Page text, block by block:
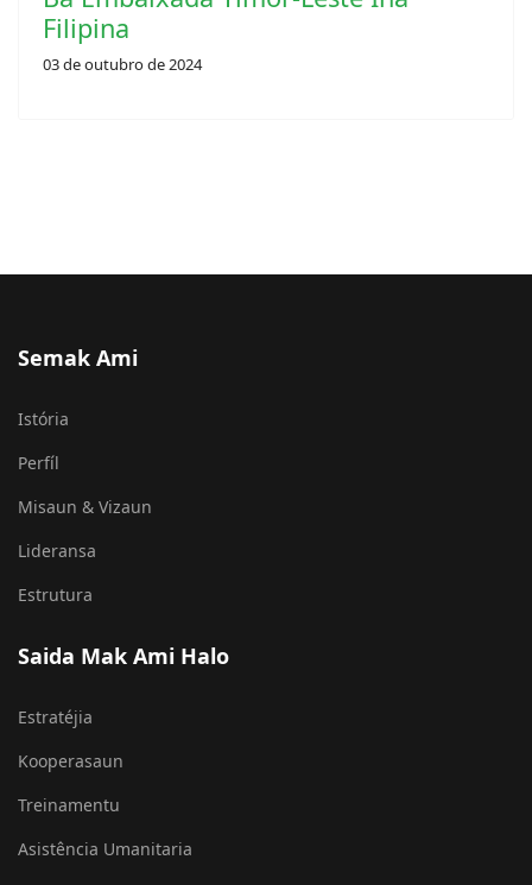
Xefe Estadu Maior Jenerál Halo Vijita
Bá Embaixada Timor-Leste Iha
Filipina
Semak Ami
Istória
Perfíl
Misaun & Vizaun
Lideransa
Estrutura
Saida Mak Ami Halo
Estratéjia
Kooperasaun
Treinamentu